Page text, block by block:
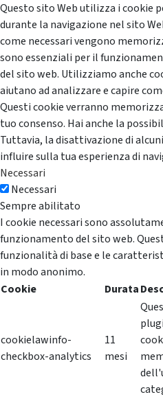
Questo sito Web utilizza i cookie
durante la navigazione nel sito
come necessari vengono
sono essenziali per il
del sito web. Utilizziamo anche
aiutano ad analizzare e capire
Questi cookie verranno
tuo consenso. Hai anche la
Tuttavia, la disattivazione di
influire sulla tua esperienza di
Necessari
Necessari
Sempre abilitato
I cookie necessari sono
funzionamento del sito web.
funzionalità di base e le
in modo anonimo.
Cookie
Durata
cookielawinfo-
checkbox-analytics
11
mesi